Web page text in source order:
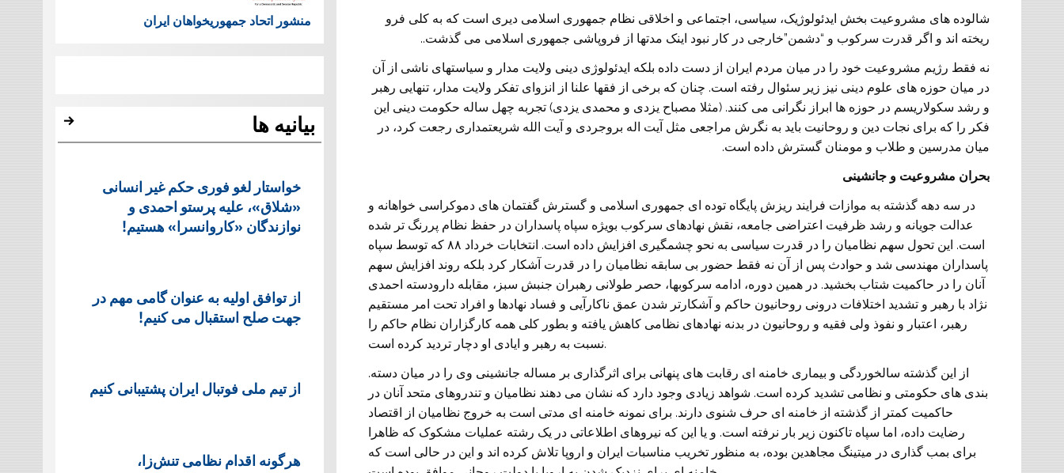
شالوده های مشروعیت بخش ایدئولوژیک، سیاسی، اجتماعی و اخلاقی نظام جمهوری اسلامی دیری است که به کلی فرو
ریخته اند و اگر قدرت سرکوب و “دشمن”خارجی در کار نبود اینک مدتها از فروپاشی جمهوری اسلامی می گذشت..
نه فقط رژیم مشروعیت خود را در میان مردم ایران از دست داده بلکه ایدئولوژی دینی ولایت مدار و سیاستهای ناشی از آن
در میان حوزه های علوم دینی نیز زیر سئوال رفته است. چنان که برخی از فقها علنا از انزوای تفکر ولایت مدار، تنهایی رهبر
و رشد سکولاریسم در حوزه ها ابراز نگرانی می کنند. (مثلا مصباح یزدی و محمدی یزدی) تجربه چهل ساله حکومت دینی این
فکر را که برای نجات دین و روحانیت باید به نگرش مراجعی مثل آیت اله بروجردی و آیت الله شریعتمداری رجعت کرد، در
میان مدرسین و طلاب و مومنان گسترش داده است.
بحران مشروعیت و جانشینی
در سه دهه گذشته به موازات فرایند ریزش پایگاه توده ای جمهوری اسلامی و گسترش گفتمان های دموکراسی خواهانه و
عدالت جویانه و رشد ظرفیت اعتراضی جامعه، نقش نهادهای سرکوب بویژه سپاه پاسداران در حفظ نظام پررنگ تر شده
است. این تحول سهم نظامیان را در قدرت سیاسی به نحو چشمگیری افزایش داده است. انتخابات خرداد ۸۸ که توسط سپاه
پاسداران مهندسی شد و حوادث پس از آن نه فقط حضور بی سابقه نظامیان را در قدرت آشکار کرد بلکه روند افزایش سهم
آنان را در حاکمیت شتاب بخشید. در همین دوره، ادامه سرکوبها، حصر طولانی رهبران جنبش سبز، مقابله دارودسته احمدی
نژاد با رهبر و تشدید اختلافات درونی روحانیون حاکم و آشکارتر شدن عمق ناکارآیی و فساد نهادها و افراد تحت امر مستقیم
رهبر، اعتبار و نفوذ ولی فقیه و روحانیون در بدنه نهادهای نظامی کاهش یافته و بطور کلی همه کارگزاران نظام حاکم را
نسبت به رهبر و ایادی او دچار تردید کرده است.
.از این گذشته سالخوردگی و بیماری خامنه ای رقابت های پنهانی برای اثرگذاری بر مساله جانشینی وی را در میان دسته
بندی های حکومتی و نظامی تشدید کرده است. شواهد زیادی وجود دارد که نشان می دهند نظامیان و تندروهای متحد آنان در
حاکمیت کمتر از گذشته از خامنه ای حرف شنوی دارند. برای نمونه خامنه ای مدتی است به خروج نظامیان از اقتصاد
رضایت داده، اما سپاه تاکنون زیر بار نرفته است. و یا این که نیروهای اطلاعاتی در یک رشته عملیات مشکوک که ظاهرا
برای بمب گذاری در میتینگ مجاهدین بوده، به منظور تخریب مناسبات ایران و اروپا تلاش کرده اند و این در حالی است که
منشور اتحاد جمهوریخواهان ایران
بیانیه ها
خواستار لغو فوری حکم غیر انسانی
«شلاق»، علیه پرستو احمدی و
نوازندگان «کاروانسرا» هستیم!
از توافق اولیه به عنوان گامی مهم در
جهت صلح استقبال می کنیم!
از تیم ملی فوتبال ایران پشتیبانی کنیم
هرگونه اقدام نظامی تنش‌زا،